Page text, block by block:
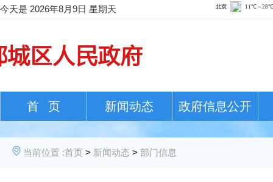
今天是 2026年8月9日 星期天
首 页 新闻动态 政府信息公开
当前位置 :首页 > 新闻动态 > 部门信息